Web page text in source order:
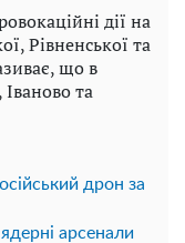
дії на
Рівненської та
що в
та
дрон за
арсенали